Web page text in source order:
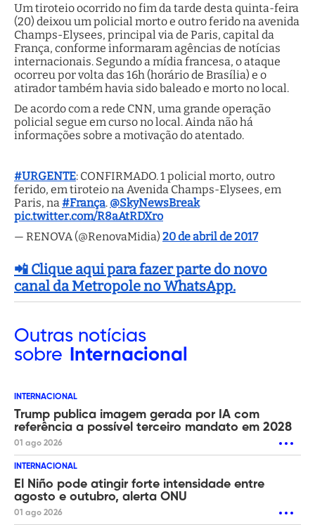
Um tiroteio ocorrido no fim da tarde desta quinta-feira
(20) deixou um policial morto e outro ferido na avenida
Champs-Elysees, principal via de Paris, capital da
França, conforme informaram agências de notícias
internacionais. Segundo a mídia francesa, o ataque
ocorreu por volta das 16h (horário de Brasília) e o
atirador também havia sido baleado e morto no local.
De acordo com a rede CNN, uma grande operação
policial segue em curso no local. Ainda não há
informações sobre a motivação do atentado.
#URGENTE: CONFIRMADO. 1 policial morto, outro
ferido, em tiroteio na Avenida Champs-Elysees, em
Paris, na #França. @SkyNewsBreak
pic.twitter.com/R8aAtRDXro
— RENOVA (@RenovaMidia) 20 de abril de 2017
📲 Clique aqui para fazer parte do novo
canal da Metropole no WhatsApp.
Outras notícias
sobre
Internacional
INTERNACIONAL
Trump publica imagem gerada por IA com
referência a possível terceiro mandato em 2028
01 ago 2026
INTERNACIONAL
El Niño pode atingir forte intensidade entre
agosto e outubro, alerta ONU
01 ago 2026